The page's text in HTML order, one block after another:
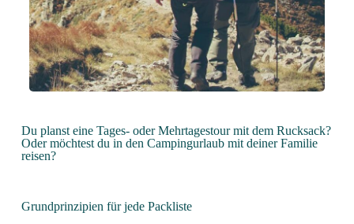
Du planst eine Tages- oder Mehrtagestour mit dem Rucksack?
Oder möchtest du in den Campingurlaub mit deiner Familie
reisen?
Grundprinzipien für jede Packliste